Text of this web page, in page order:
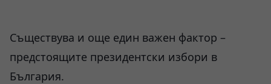
Съществува и още един важен фактор –
предстоящите президентски избори в
България.